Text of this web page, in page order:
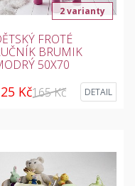
2 varianty
FROTÉ
BRUMIK
50X70
Kč165 Kč DETAIL